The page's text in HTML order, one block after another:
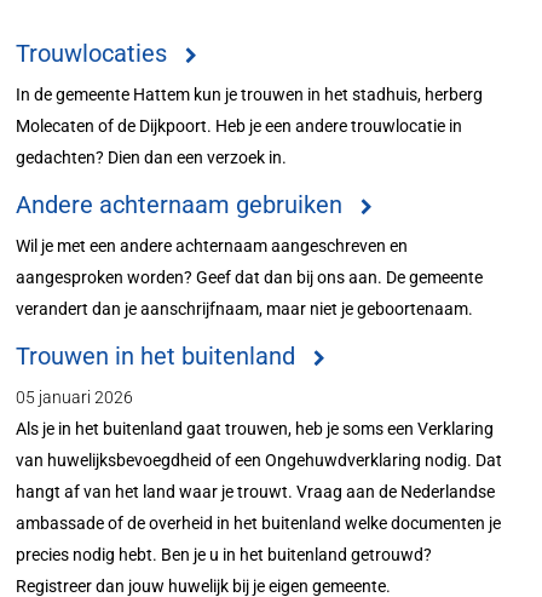
Trouwlocaties
In de gemeente Hattem kun je trouwen in het stadhuis, herberg
Molecaten of de Dijkpoort. Heb je een andere trouwlocatie in
gedachten? Dien dan een verzoek in.
Andere achternaam gebruiken
Wil je met een andere achternaam aangeschreven en
aangesproken worden? Geef dat dan bij ons aan. De gemeente
verandert dan je aanschrijfnaam, maar niet je geboortenaam.
Trouwen in het buitenland
05 januari 2026
Als je in het buitenland gaat trouwen, heb je soms een Verklaring
van huwelijksbevoegdheid of een Ongehuwdverklaring nodig. Dat
hangt af van het land waar je trouwt. Vraag aan de Nederlandse
ambassade of de overheid in het buitenland welke documenten je
precies nodig hebt. Ben je u in het buitenland getrouwd?
Registreer dan jouw huwelijk bij je eigen gemeente.